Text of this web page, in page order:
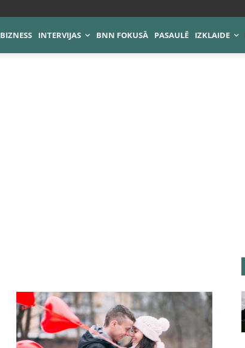
BIZNESS INTERVIJAS BNN FOKUSĀ PASAULĒ IZKLAIDE